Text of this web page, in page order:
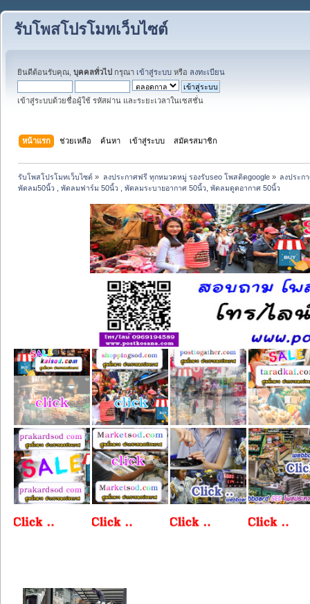
รับโพสโปรโมทเว็บไซต์
ยินดีต้อนรับคุณ, บุคคลทั่วไป กรุณา เข้าสู่ระบบ หรือ ลงทะเบียน
เข้าสู่ระบบด้วยชื่อผู้ใช้ รหัสผ่าน และระยะเวลาในเซสชั่น
หน้าแรก ช่วยเหลือ ค้นหา เข้าสู่ระบบ สมัครสมาชิก
รับโพสโปรโมทเว็บไซต์ » ลงประกาศฟรี ทุกหมวดหมู่ รองรับseo โพสติดgoogle» ลงประก
พัดลม50นิ้ว , พัดลมฟาร์ม 50นิ้ว , พัดลมระบายอากาศ 50นิ้ว, พัดลมดูดอากาศ 50นิ้ว